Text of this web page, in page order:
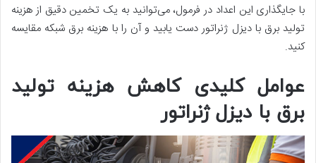
با جایگذاری این اعداد در فرمول، می‌توانید به یک تخمین دقیق از هزینه
تولید برق با دیزل ژنراتور دست یابید و آن را با هزینه برق شبکه مقایسه
کنید.
عوامل کلیدی کاهش هزینه تولید
برق با دیزل ژنراتور